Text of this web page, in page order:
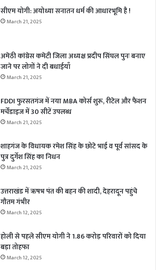
सीएम योगी: अयोध्या सनातन धर्म की आधारभूमि है !
March 21, 2025
अमेठी कांग्रेस कमेटी जिला अध्यक्ष प्रदीप सिंघल पुनः बनाए
जाने पर लोगों ने दी बधाईयाँ
March 21, 2025
FDDI फुरसतगंज में नया MBA कोर्स शुरू, रीटेल और फैशन
मर्चेंडाइज में 30 सीटें उपलब्ध
March 21, 2025
शाहगंज के विधायक रमेश सिंह के छोटे भाई व पूर्व सांसद के
पुत्र दुर्गेश सिंह का निधन
March 21, 2025
उत्तराखंड में ऋषभ पंत की बहन की शादी, देहरादून पहुंचे
गौतम गंभीर
March 12, 2025
होली से पहले सीएम योगी ने 1.86 करोड़ परिवारों को दिया
बड़ा तोहफा
March 12, 2025